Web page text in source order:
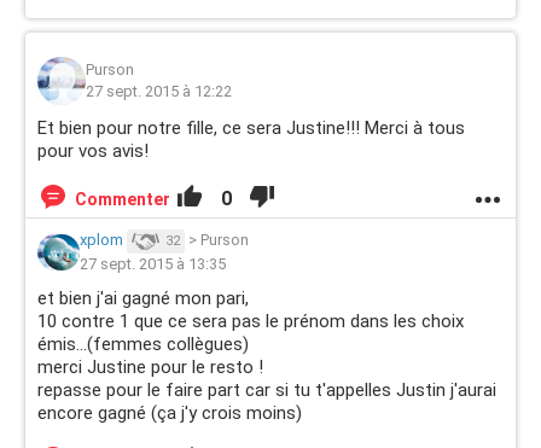
Purson
27 sept. 2015 à 12:22
Et bien pour notre fille, ce sera Justine!!! Merci à tous
pour vos avis!
Commenter 0
xplom 32 > Purson
27 sept. 2015 à 13:35
et bien j'ai gagné mon pari,
10 contre 1 que ce sera pas le prénom dans les choix
émis...(femmes collègues)
merci Justine pour le resto !
repasse pour le faire part car si tu t'appelles Justin j'aurai
encore gagné (ça j'y crois moins)